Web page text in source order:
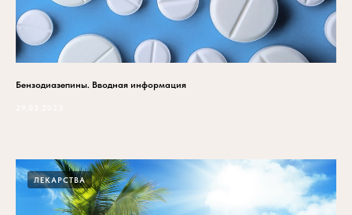
Бензодиазепины. Вводная информация
ЛЕКАРСТВА